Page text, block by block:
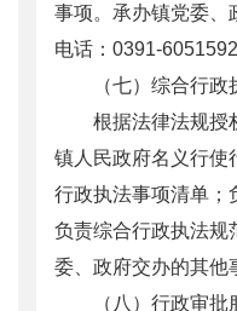
事项。承办镇党委、
电话：0391-6051592
（七）综合行政
根据法律法规授
镇人民政府名义行使
行政执法事项清单；
负责综合行政执法规
委、政府交办的其他
（八）行政审批